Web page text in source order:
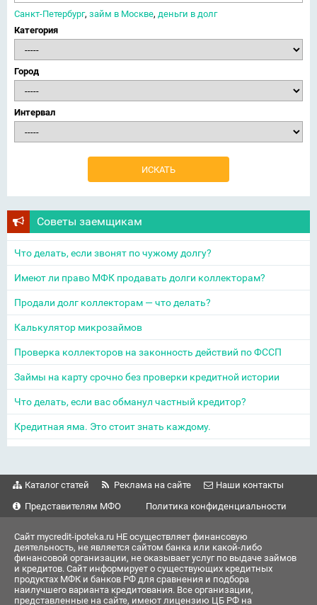
Санкт-Петербург, займ в Москве, деньги в долг
Категория
Город
Интервал
Советы заемщикам
Что делать, если звонят по чужому долгу?
Имеют ли право МФК продавать долги коллекторам?
Продали долг коллекторам — что делать?
Калькулятор микрозаймов
Проверка коллекторов на законность действий по ФССП
Займы на карту срочно без проверки кредитной истории
Что делать, если вас обманул частный кредитор?
Кредитная яма. Это стоит знать каждому.
Каталог статей Реклама на сайте
Наши контакты
Представителям МФО
Политика конфиденциальности
Сайт mycredit-ipoteka.ru НЕ осуществляет финансовую
деятельность, не является сайтом банка или какой-либо
финансовой организации, не оказывает услуг по выдаче займов
и кредитов. Сайт информирует о существующих кредитных
продуктах МФК и банков РФ для сравнения и подбора
наилучшего варианта кредитования. Все организации,
представленные на сайте, имеют лицензию ЦБ РФ на